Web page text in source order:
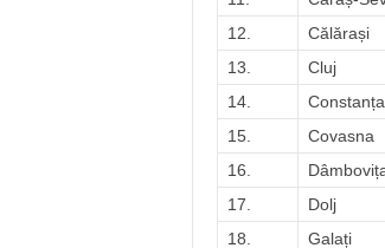
12.
Călărași
13.
Cluj
14.
Constanța
15.
Covasna
16.
17.
Dolj
18.
Galați